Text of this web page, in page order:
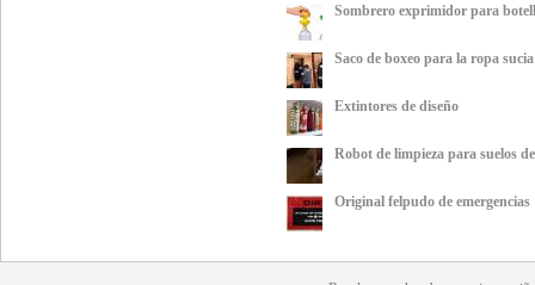
Sombrero exprimidor para
Saco de boxeo para la ropa sucia
Extintores de diseño
Robot de limpieza para suelos
Original felpudo de emergencias